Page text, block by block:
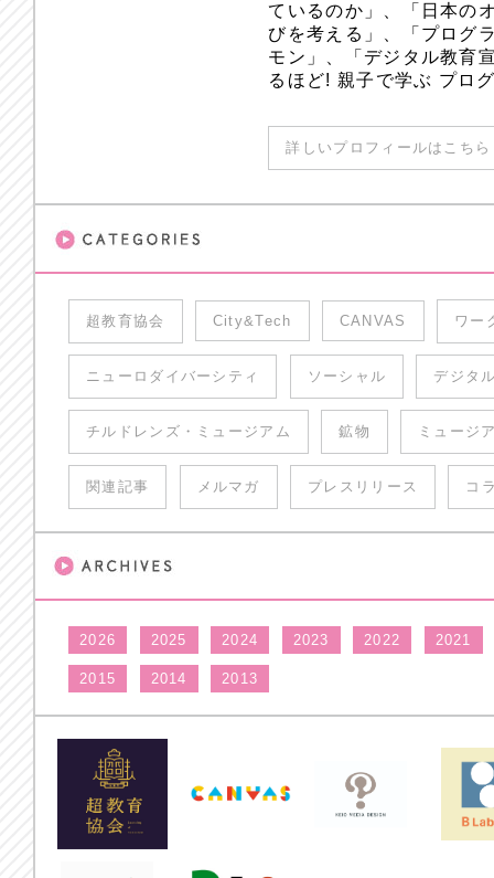
ているのか」、「日本の
びを考える」、「プログ
モン」、「デジタル教育
るほど! 親子で学ぶ プロ
詳しいプロフィールはこち
超教育協会 City&Tech CANVAS ワー
ニューロダイバーシティ ソーシャル デジタ
チルドレンズ・ミュージアム 鉱物 ミュージ
関連記事 メルマガ プレスリリース コ
2026 2025 2024 2023 2022 2021
2015 2014 2013